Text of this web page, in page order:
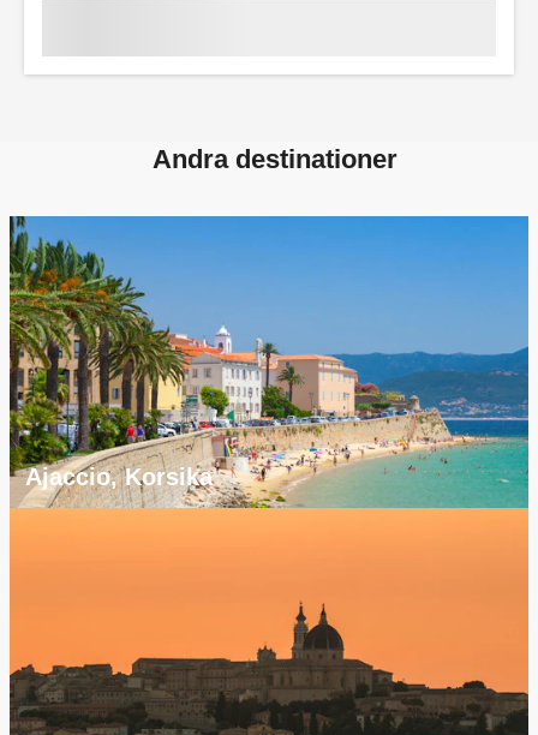
Andra destinationer
Ajaccio, Korsika